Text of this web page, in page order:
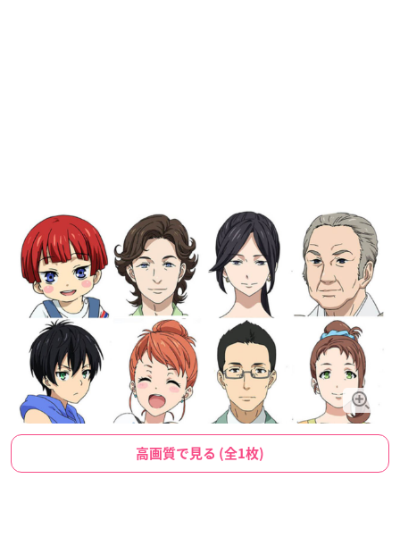
高画質で見る (全1枚)